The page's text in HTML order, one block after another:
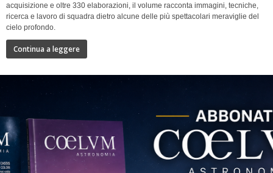
acquisizione e oltre 330 elaborazioni, il volume racconta immagini, tecniche,
ricerca e lavoro di squadra dietro alcune delle più spettacolari meraviglie del
cielo profondo.
Continua a leggere